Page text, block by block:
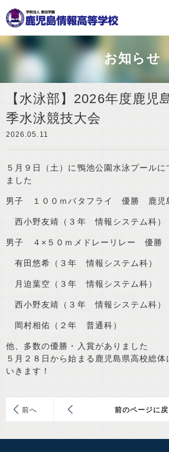
お知らせ
【水泳部】2026年度鹿児
季水泳競技大会
2026.05.11
５月９日（土）に 鴨池公園水泳プール
ました
男子 １００ｍバタフライ 優勝 鹿児
西小野友靖（３年 情報システム科）
男子 ４×５０ｍメドレーリレー 優勝
有田悠希（３年 情報システム科）
月迫葉空（３年 情報システム科）
西小野友靖（３年 情報システム科）
岡村相佑（２年 普通科）
他、多数の優勝・入賞がありました
５月２８日から始まる鹿児島県高校総
いきます！
前のページに戻
前